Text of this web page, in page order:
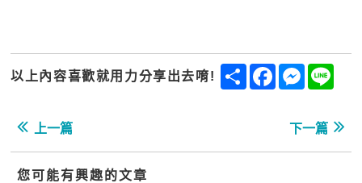
以上內容喜歡就用力分享出去唷! ShareFacebook
上一篇 下一篇
您可能有興趣的文章